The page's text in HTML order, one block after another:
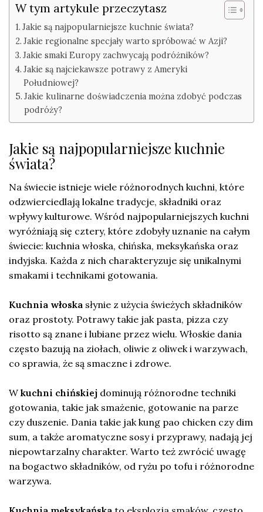
W tym artykule przeczytasz
Jakie są najpopularniejsze kuchnie świata?
Jakie regionalne specjały warto spróbować w Azji?
Jakie smaki Europy zachwycają podróżników?
Jakie są najciekawsze potrawy z Ameryki
Południowej?
Jakie kulinarne doświadczenia można zdobyć podczas
podróży?
Jakie są najpopularniejsze kuchnie
świata?
Na świecie istnieje wiele różnorodnych kuchni, które
odzwierciedlają lokalne tradycje, składniki oraz
wpływy kulturowe. Wśród najpopularniejszych kuchni
wyróżniają się cztery, które zdobyły uznanie na całym
świecie: kuchnia włoska, chińska, meksykańska oraz
indyjska. Każda z nich charakteryzuje się unikalnymi
smakami i technikami gotowania.
Kuchnia włoska słynie z użycia świeżych składników
oraz prostoty. Potrawy takie jak pasta, pizza czy
risotto są znane i lubiane przez wielu. Włoskie dania
często bazują na ziołach, oliwie z oliwek i warzywach,
co sprawia, że są smaczne i zdrowe.
W kuchni chińskiej dominują różnorodne techniki
gotowania, takie jak smażenie, gotowanie na parze
czy duszenie. Dania takie jak kung pao chicken czy dim
sum, a także aromatyczne sosy i przyprawy, nadają jej
niepowtarzalny charakter. Warto też zwrócić uwagę
na bogactwo składników, od ryżu po tofu i różnorodne
warzywa.